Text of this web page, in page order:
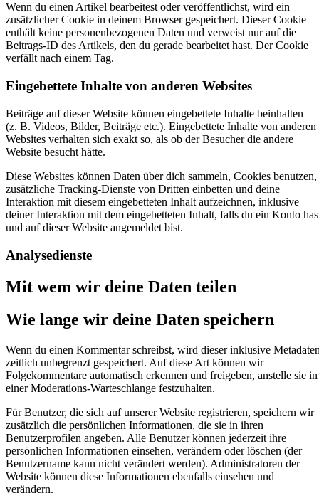
Wenn du einen Artikel bearbeitest oder veröffentlichst, wird ein
zusätzlicher Cookie in deinem Browser gespeichert. Dieser Cookie
enthält keine personenbezogenen Daten und verweist nur auf die
Beitrags-ID des Artikels, den du gerade bearbeitet hast. Der Cookie
verfällt nach einem Tag.
Eingebettete Inhalte von anderen Websites
Beiträge auf dieser Website können eingebettete Inhalte beinhalten
(z. B. Videos, Bilder, Beiträge etc.). Eingebettete Inhalte von anderen
Websites verhalten sich exakt so, als ob der Besucher die andere
Website besucht hätte.
Diese Websites können Daten über dich sammeln, Cookies benutzen,
zusätzliche Tracking-Dienste von Dritten einbetten und deine
Interaktion mit diesem eingebetteten Inhalt aufzeichnen, inklusive
deiner Interaktion mit dem eingebetteten Inhalt, falls du ein Konto
und auf dieser Website angemeldet bist.
Analysedienste
Mit wem wir deine Daten teilen
Wie lange wir deine Daten speichern
Wenn du einen Kommentar schreibst, wird dieser inklusive
zeitlich unbegrenzt gespeichert. Auf diese Art können wir
Folgekommentare automatisch erkennen und freigeben, anstelle sie in
einer Moderations-Warteschlange festzuhalten.
Für Benutzer, die sich auf unserer Website registrieren, speichern wir
zusätzlich die persönlichen Informationen, die sie in ihren
Benutzerprofilen angeben. Alle Benutzer können jederzeit ihre
persönlichen Informationen einsehen, verändern oder löschen (der
Benutzername kann nicht verändert werden). Administratoren der
Website können diese Informationen ebenfalls einsehen und
verändern.